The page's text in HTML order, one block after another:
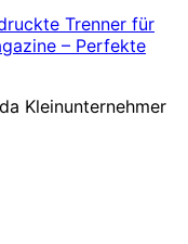
Trenner für
– Perfekte
Kleinunternehmer